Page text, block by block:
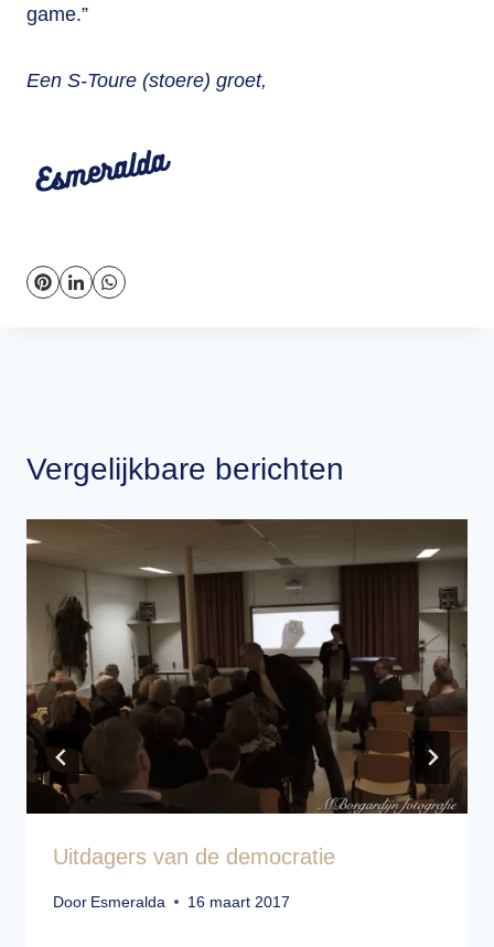
game.”
Een S-Toure (stoere) groet,
Vergelijkbare berichten
Uitdagers van de democratie
Door Esmeralda 16 maart 2017